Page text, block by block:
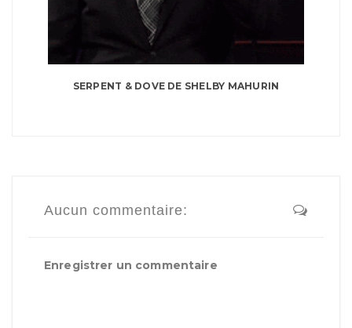
SERPENT & DOVE DE SHELBY MAHURIN
Aucun commentaire:
Enregistrer un commentaire